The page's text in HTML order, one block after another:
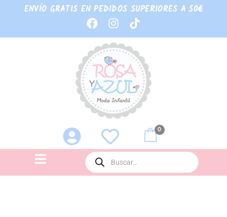
ENVÍO GRATIS EN PEDIDOS SUPERIORES A 50€
0